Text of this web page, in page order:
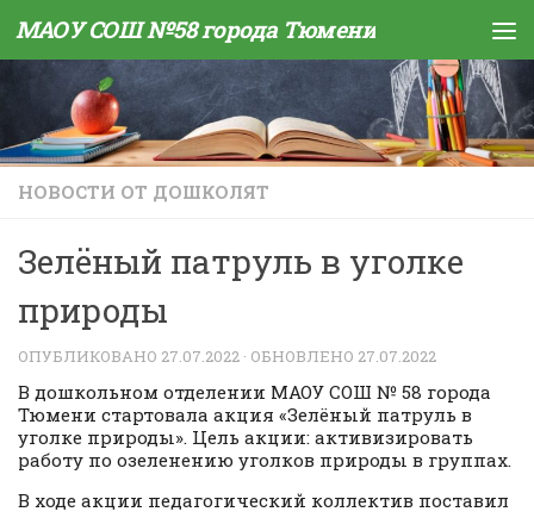
Skip to content
МАОУ СОШ №58 города Тюмени
НОВОСТИ ОТ ДОШКОЛЯТ
Зелёный патруль в уголке
природы
ОПУБЛИКОВАНО 27.07.2022 · ОБНОВЛЕНО 27.07.2022
В дошкольном отделении МАОУ СОШ № 58 города
Тюмени стартовала акция «Зелёный патруль в
уголке природы». Цель акции: активизировать
работу по озеленению уголков природы в группах.
В ходе акции педагогический коллектив поставил